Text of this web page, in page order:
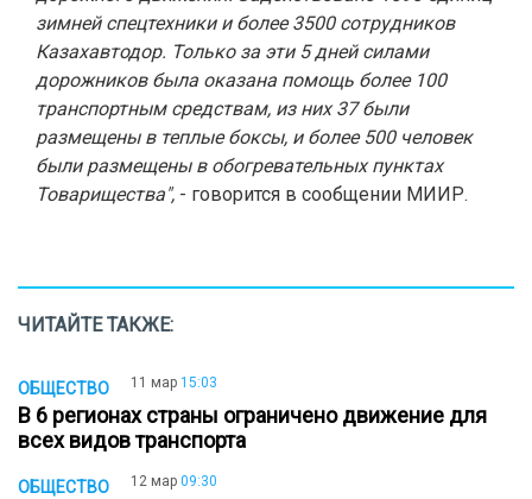
зимней спецтехники и более 3500 сотрудников
Казахавтодор. Только за эти 5 дней силами
дорожников была оказана помощь более 100
транспортным средствам, из них 37 были
размещены в теплые боксы, и более 500 человек
были размещены в обогревательных пунктах
Товарищества", - говорится в сообщении МИИР.
ЧИТАЙТЕ ТАКЖЕ:
ОБЩЕСТВО 11 мар 15:03
В 6 регионах страны ограничено движение для
всех видов транспорта
ОБЩЕСТВО 12 мар 09:30